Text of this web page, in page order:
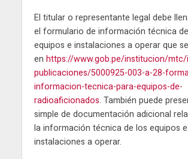
El titular o representante legal debe
el formulario de información técnica
equipos e instalaciones a operar que
en https://www.gob.pe/institucion/
publicaciones/5000925-003-a-28-
informacion-tecnica-para-equipos-de-
radioaficionados. También puede
simple de documentación adicional
la información técnica de los equipos e
instalaciones a operar.